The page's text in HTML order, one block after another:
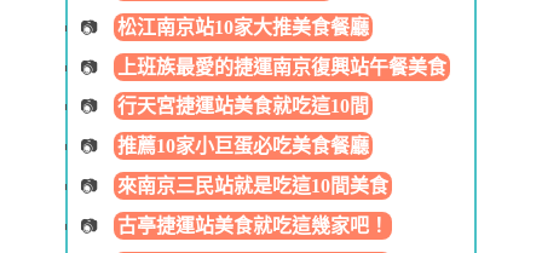
松江南京站10家大推美食餐廳
上班族最愛的捷運南京復興站午餐美食
行天宮捷運站美食就吃這10間
推薦10家小巨蛋必吃美食餐廳
來南京三民站就是吃這10間美食
古亭捷運站美食就吃這幾家吧！